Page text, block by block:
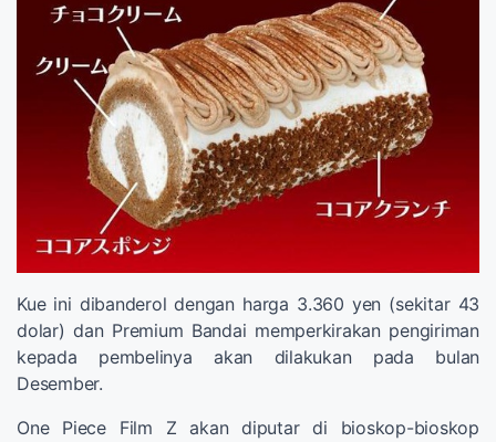
Kue ini dibanderol dengan harga 3.360 yen (sekitar 43
dolar) dan Premium Bandai memperkirakan pengiriman
kepada pembelinya akan dilakukan pada bulan
Desember.
One Piece Film Z akan diputar di bioskop-bioskop